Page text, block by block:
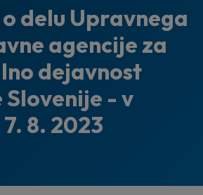
delu Upravnega
agencije za
dejavnost
Slovenije - v
8. 2023